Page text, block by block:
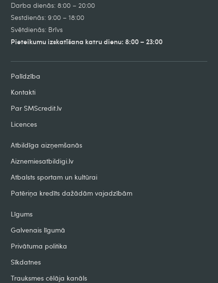
Darba dienās: 8:00 – 20:00
Sestdienās: 9:00 – 18:00
Svētdienās: Brīvs
Pieteikumu izskatīšana katru dienu: 8:00 – 23:00
Palīdzība
Kontakti
Par SMScredit.lv
Licences
Atbildīga aizņemšanās
Aiznemiesatbildigi.lv
Atbalsts sportam un kultūrai
Patēriņa kredīts dažādām vajadzībām
Līgums
Galvenais līgumā
Privātuma politika
Sīkdatnes
Trauksmes cēlāja kanāls